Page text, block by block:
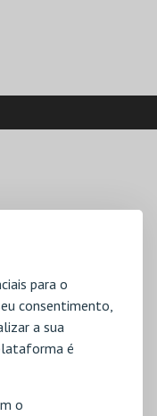
para o
consentimento,
a sua
é
o